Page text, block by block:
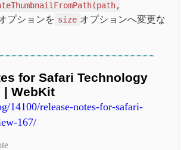
プションを size オプションへ変更な
for Safari Technology
| WebKit
14100/release-notes-for-safari-
167/